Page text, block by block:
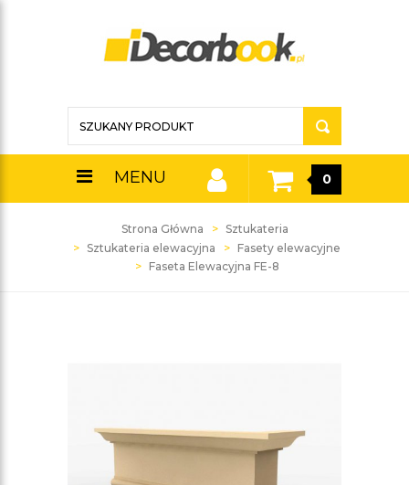
MENU 0
Strona Główna
Sztukateria
Sztukateria elewacyjna
Fasety elewacyjne
Faseta Elewacyjna FE-8